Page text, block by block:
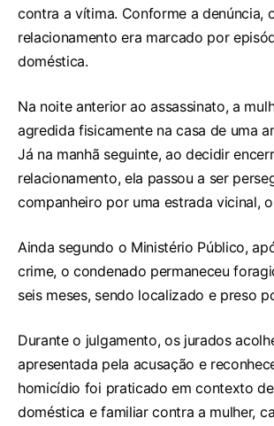
contra a vítima. Conforme a denúncia,
relacionamento era marcado por
doméstica.
Na noite anterior ao assassinato, a
agredida fisicamente na casa de uma
Já na manhã seguinte, ao decidir
relacionamento, ela passou a ser
companheiro por uma estrada vicinal,
Ainda segundo o Ministério Público,
crime, o condenado permaneceu
seis meses, sendo localizado e preso
Durante o julgamento, os jurados
apresentada pela acusação e
homicídio foi praticado em contexto
doméstica e familiar contra a mulher,